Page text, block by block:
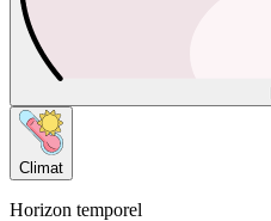
Climat
Horizon temporel